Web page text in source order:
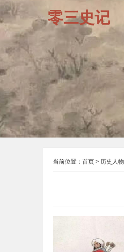
零三史记
当前位置： 首页 > 历史人物